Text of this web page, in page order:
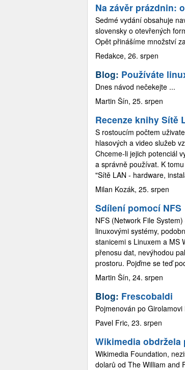
Na závěr prázdnin:
Sedmé vydání obsahuje
slovensky o otevřených
Opět přinášíme množství
Redakce, 26. srpen
Blog: Používáte
Dnes návod nečekejte ...
Martin Šín, 25. srpen
Recenze knihy Sítě
S rostoucím počtem
hlasových a video služeb
Chceme-li jejich potenciál
a správně používat. K
"Sítě LAN - hardware,
Milan Kozák, 25. srpen
Sdílení pomocí NFS
NFS (Network File
linuxovými systémy,
stanicemi s Linuxem a MS
přenosu dat, nevýhodou
prostoru. Pojďme se teď
Martin Šín, 24. srpen
Blog: Frescobaldi
Pojmenován po
Pavel Fric, 23. srpen
Wikimedia
Wikimedia Foundation,
dolarů od The William and